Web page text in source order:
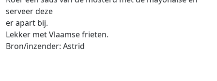
serveer deze
er apart bij.
Lekker met Vlaamse frieten.
Bron/inzender: Astrid